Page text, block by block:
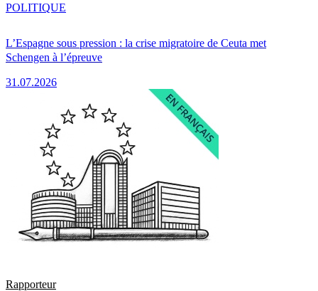
L’Espagne sous pression : la crise migratoire de Ceuta met
Schengen à l’épreuve
31.07.2026
POLITIQUE
Rapporteur